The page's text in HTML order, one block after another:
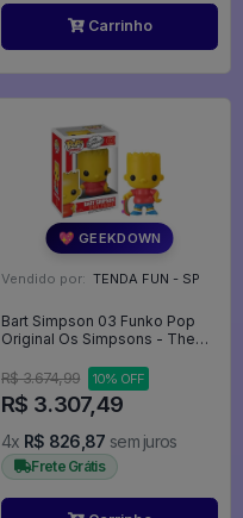
Carrinho
💖 GEEKDOWN
Vendido por: TENDA FUN - SP
Bart Simpson 03 Funko Pop
Original Os Simpsons - The
#3 - FUNKO POP #3
R$ 3.674,99 10% OFF
R$ 3.307,49
4x R$ 826,87 sem juros
Frete Grátis